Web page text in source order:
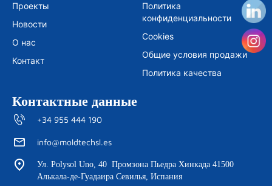
k
Проекты
Новости
О нас
Контакт
Политика
конфиденциальности
Cookies
Общие условия продажи
Политика качества
Контактные данные
+34 955 444 190
info@moldtechsl.es
Ул. Polysol Uno, 40 Промзона Пьедра Хинкада 41500
Алькала-де-Гуадаира Севилья, Испания